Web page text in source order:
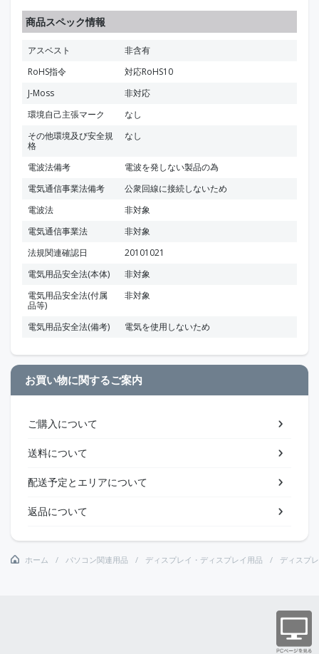
商品スペック情報
アスベスト
非含有
RoHS指令
対応RoHS10
J-Moss
非対応
環境自己主張マーク
なし
その他環境及び安全規
格
なし
電波法備考
電波を発しない製品の為
電気通信事業法備考
公衆回線に接続しないため
電波法
非対象
電気通信事業法
非対象
法規関連確認日
20101021
電気用品安全法(本体)
非対象
電気用品安全法(付属
品等)
非対象
電気用品安全法(備考) 電気を使用しないため
お買い物に関するご案内
ご購入について
送料について
配送予定とエリアについて
返品について
ホーム パソコン関連用品 ディスプレイ・ディスプレイ用品 ディスプ